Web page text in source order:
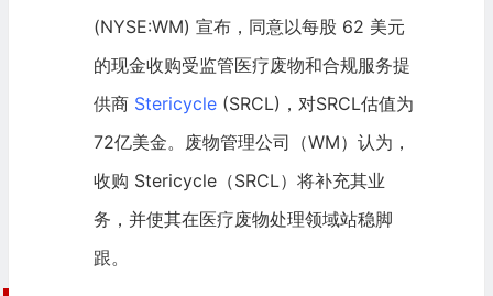
(NYSE:WM) 宣布，同意以每股 62 美元
的现金收购受监管医疗废物和合规服务提
供商 Stericycle (SRCL)，对SRCL估值为
72亿美金。废物管理公司（WM）认为，
收购 Stericycle（SRCL）将补充其业
务，并使其在医疗废物处理领域站稳脚
跟。